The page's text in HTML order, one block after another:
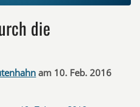
die
am 10. Feb. 2016